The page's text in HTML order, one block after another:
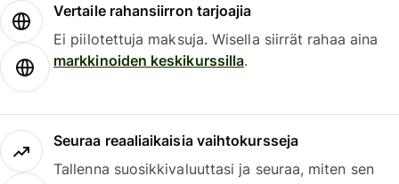
Vertaile rahansiirron tarjoajia
Ei piilotettuja maksuja. Wisella siirrät rahaa aina
markkinoiden keskikurssilla.
Seuraa reaaliaikaisia vaihtokursseja
Tallenna suosikkivaluuttasi ja seuraa, miten sen